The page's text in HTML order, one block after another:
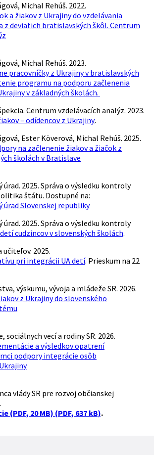
Michal Rehúš. 2022.
a žiakov z Ukrajiny do vzdelávania
z deviatich bratislavských škôl. Centrum
Michal Rehúš. 2023.
pracovníčky z Ukrajiny v bratislavských
programu na podporu začlenenia
v základných školách.
Centrum vzdelávacích analýz. 2023.
– odídencov z Ukrajiny.
Ester Köverová, Michal Rehúš. 2025.
na začlenenie žiakov a žiačok z
školách v Bratislave
2025. Správa o výsledku kontroly
štátu. Dostupné na:
úrad Slovenskej republiky
2025. Správa o výsledku kontroly
cudzincov v slovenských školách.
2025.
pri integrácii UA detí. Prieskum na 22
výskumu, vývoja a mládeže SR. 2026.
z Ukrajiny do slovenského
sociálnych vecí a rodiny SR. 2026.
a výsledkov opatrení
podpory integrácie osôb
vlády SR pre rozvoj občianskej
(PDF, 20 MB) (PDF, 637 kB).